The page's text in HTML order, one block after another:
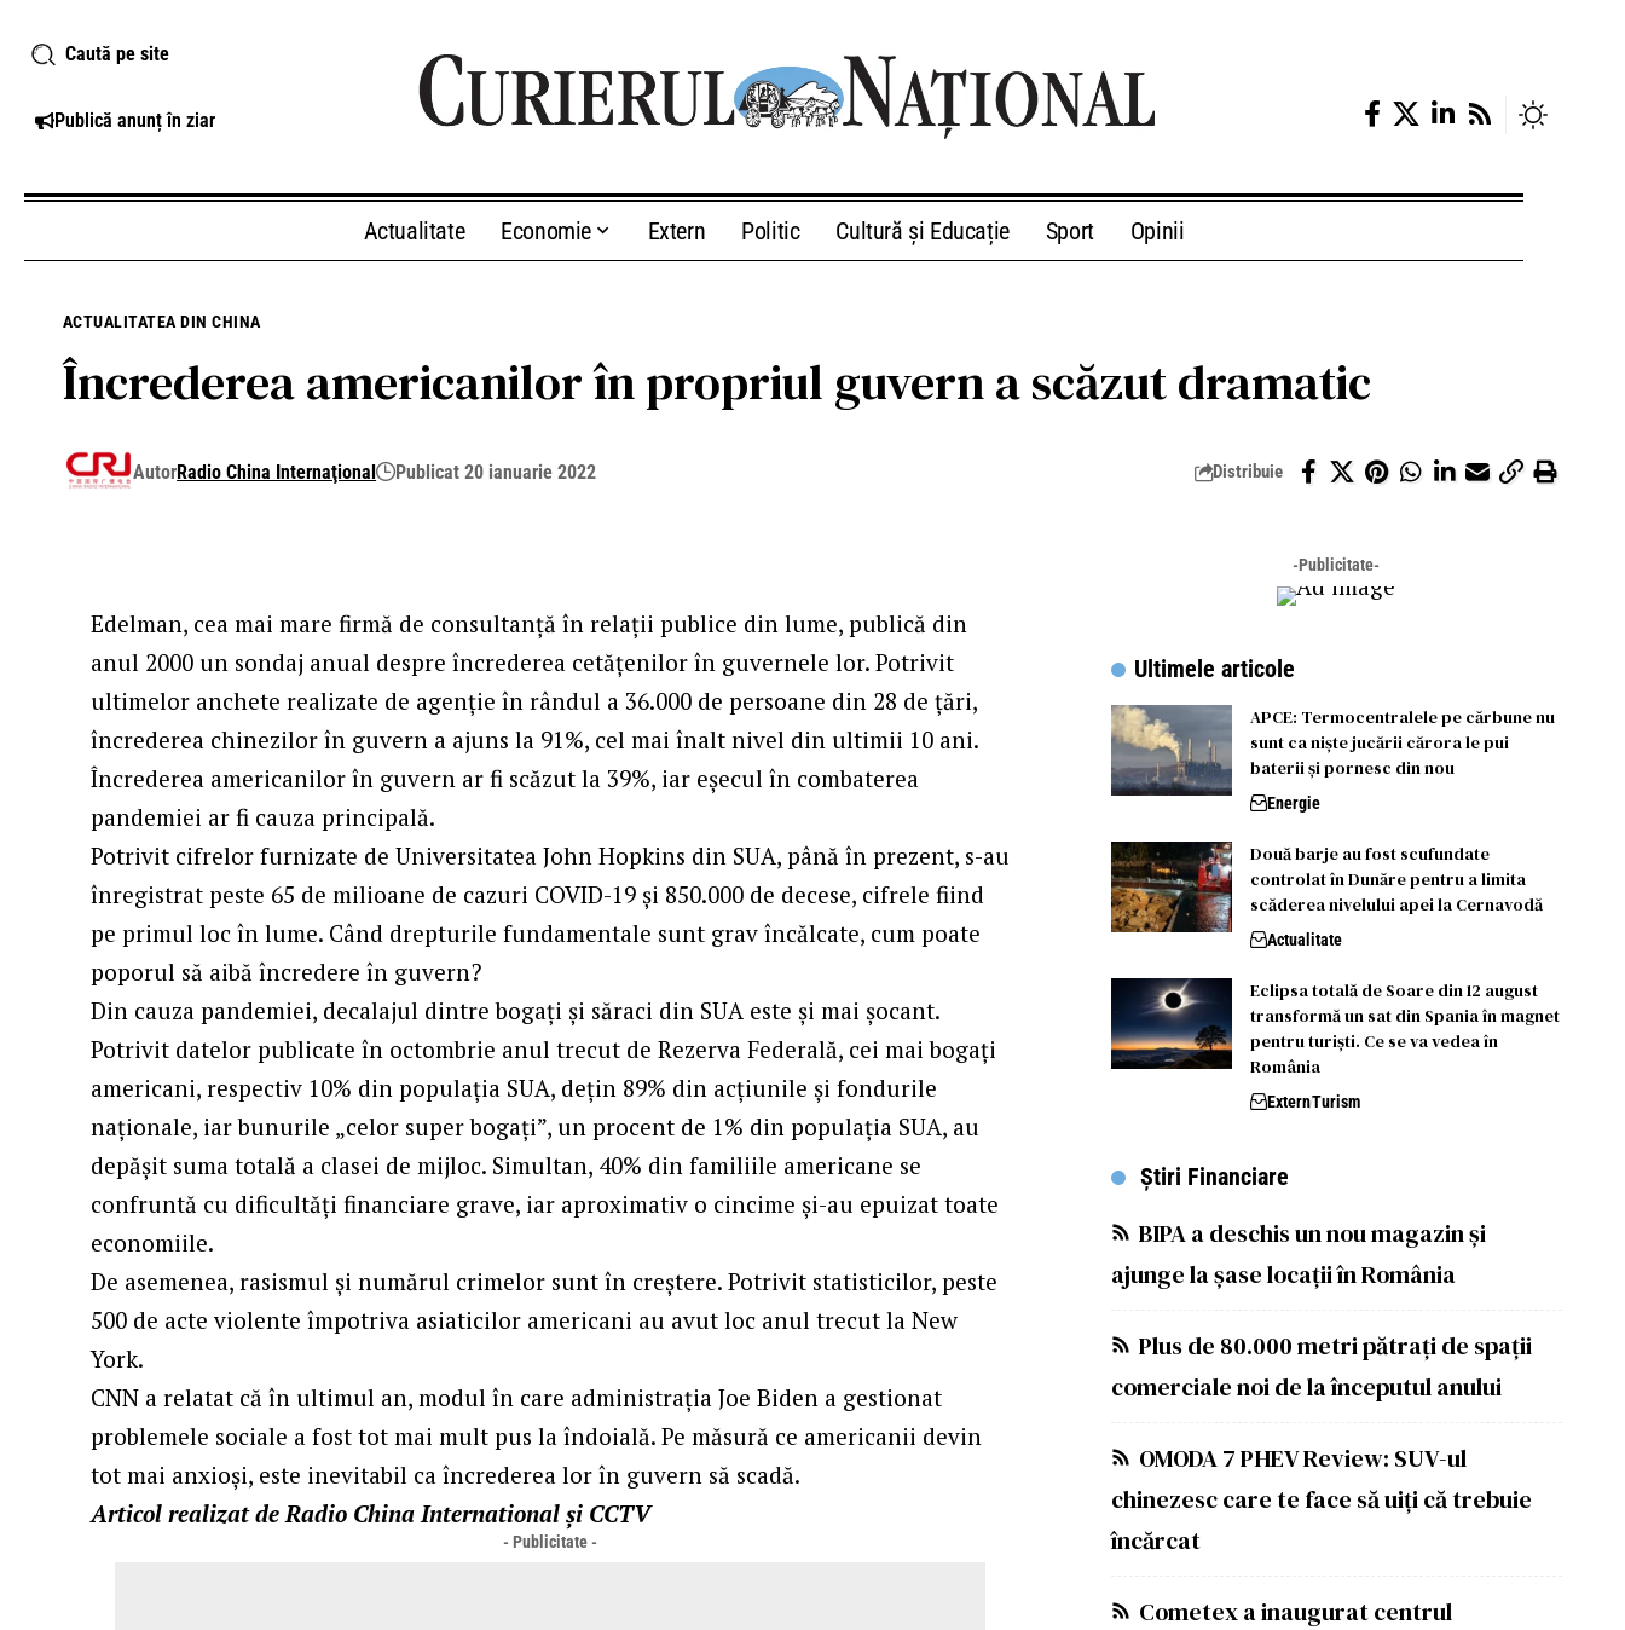
Caută pe site
Publică anunț în ziar
Actualitate Economie Extern Politic Cultură și Educație Sport Opinii
ACTUALITATEA DIN CHINA
Încrederea americanilor în propriul guvern a scăzut dramatic
AutorRadio China Internaţional Publicat 20 ianuarie 2022 Distribuie
Edelman, cea mai mare firmă de consultanță în relații publice din lume, publică din
anul 2000 un sondaj anual despre încrederea cetățenilor în guvernele lor. Potrivit
ultimelor anchete realizate de agenție în rândul a 36.000 de persoane din 28 de țări,
încrederea chinezilor în guvern a ajuns la 91%, cel mai înalt nivel din ultimii 10 ani.
Încrederea americanilor în guvern ar fi scăzut la 39%, iar eșecul în combaterea
pandemiei ar fi cauza principală.
Potrivit cifrelor furnizate de Universitatea John Hopkins din SUA, până în prezent, s-au
înregistrat peste 65 de milioane de cazuri COVID-19 și 850.000 de decese, cifrele fiind
pe primul loc în lume. Când drepturile fundamentale sunt grav încălcate, cum poate
poporul să aibă încredere în guvern?
Din cauza pandemiei, decalajul dintre bogați și săraci din SUA este și mai șocant.
Potrivit datelor publicate în octombrie anul trecut de Rezerva Federală, cei mai bogați
americani, respectiv 10% din populația SUA, dețin 89% din acțiunile și fondurile
naționale, iar bunurile „celor super bogați”, un procent de 1% din populația SUA, au
depășit suma totală a clasei de mijloc. Simultan, 40% din familiile americane se
confruntă cu dificultăți financiare grave, iar aproximativ o cincime și-au epuizat toate
economiile.
De asemenea, rasismul și numărul crimelor sunt în creștere. Potrivit statisticilor, peste
500 de acte violente împotriva asiaticilor americani au avut loc anul trecut la New
York.
CNN a relatat că în ultimul an, modul în care administrația Joe Biden a gestionat
problemele sociale a fost tot mai mult pus la îndoială. Pe măsură ce americanii devin
tot mai anxioși, este inevitabil ca încrederea lor în guvern să scadă.
Articol realizat de Radio China International și CCTV
- Publicitate -
-Publicitate-
Ultimele articole
APCE: Termocentralele pe cărbune nu
sunt ca niște jucării cărora le pui
baterii și pornesc din nou
Energie
Două barje au fost scufundate
controlat în Dunăre pentru a limita
scăderea nivelului apei la Cernavodă
Actualitate
Eclipsa totală de Soare din 12 august
transformă un sat din Spania în magnet
pentru turiști. Ce se va vedea în
România
ExternTurism
Știri Financiare
BIPA a deschis un nou magazin și
ajunge la șase locații în România
Plus de 80.000 metri pătrați de spații
comerciale noi de la începutul anului
OMODA 7 PHEV Review: SUV-ul
chinezesc care te face să uiți că trebuie
încărcat
Cometex a inaugurat centrul